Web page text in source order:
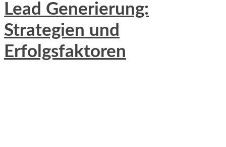
Lead Generierung:
Strategien und
Erfolgsfaktoren